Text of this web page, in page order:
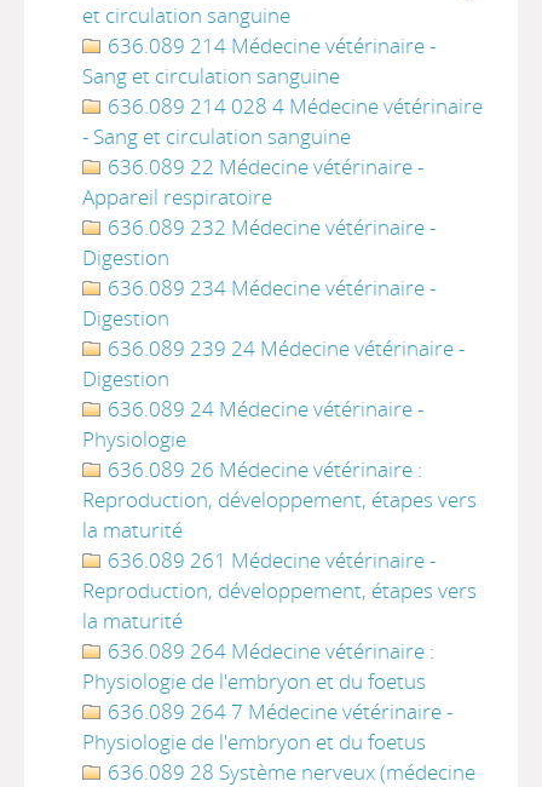
et circulation sanguine
636.089 214 Médecine vétérinaire -
Sang et circulation sanguine
636.089 214 028 4 Médecine vétérinaire
- Sang et circulation sanguine
636.089 22 Médecine vétérinaire -
Appareil respiratoire
636.089 232 Médecine vétérinaire -
Digestion
636.089 234 Médecine vétérinaire -
Digestion
636.089 239 24 Médecine vétérinaire -
Digestion
636.089 24 Médecine vétérinaire -
Physiologie
636.089 26 Médecine vétérinaire :
Reproduction, développement, étapes vers
la maturité
636.089 261 Médecine vétérinaire -
Reproduction, développement, étapes vers
la maturité
636.089 264 Médecine vétérinaire :
Physiologie de l'embryon et du foetus
636.089 264 7 Médecine vétérinaire -
Physiologie de l'embryon et du foetus
636.089 28 Système nerveux (médecine